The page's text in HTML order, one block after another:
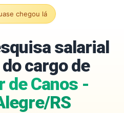
chegou lá
salarial
cargo de
de Canos -
RS